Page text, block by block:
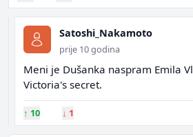
Satoshi_Nakamoto
prije 10 godina
Meni je Dušanka naspram Emila
Victoria's secret.
↑ 10 ↓ 1